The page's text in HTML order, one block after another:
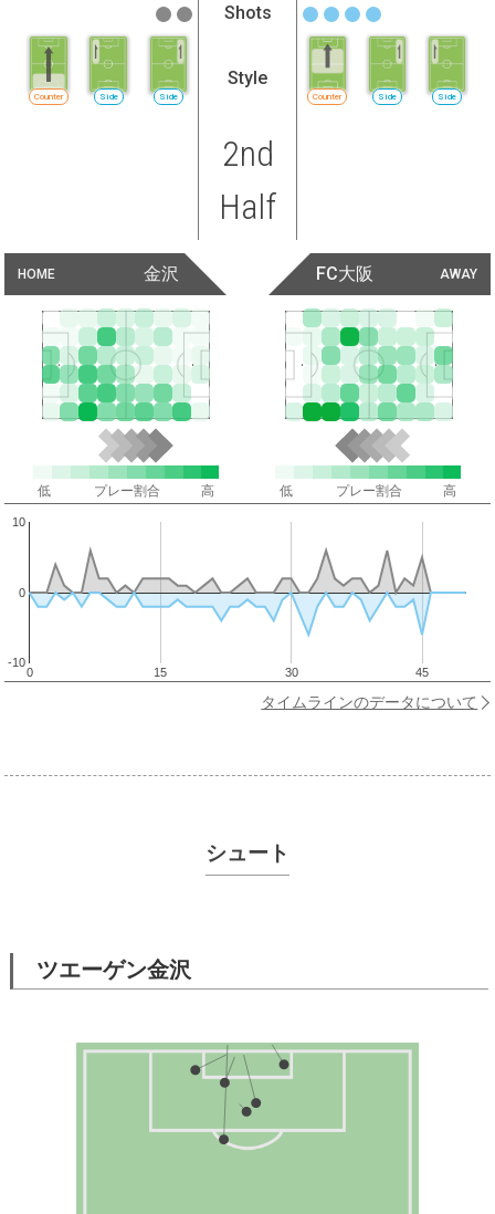
Shots
Side
Side
Counter
Style
Counter Side Side
2nd
Half
HOME 金沢 AWAY
FC大阪
低 プレー割合 高 低 プレー割合 高
0 15 30 45
-10
0
10
タイムラインのデータについて
シュート
ツエーゲン金沢